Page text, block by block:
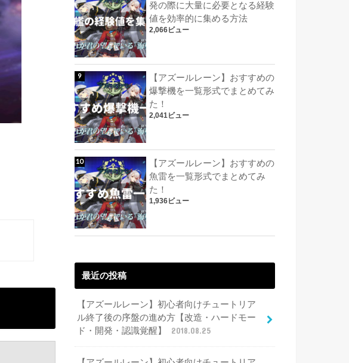
発の際に大量に必要となる経験
値を効率的に集める方法
2,066ビュー
【アズールレーン】おすすめの
爆撃機を一覧形式でまとめてみ
た！
2,041ビュー
【アズールレーン】おすすめの
魚雷を一覧形式でまとめてみ
た！
1,936ビュー
最近の投稿
【アズールレーン】初心者向けチュートリア
ル終了後の序盤の進め方【改造・ハードモー
ド・開発・認識覚醒】
2018.08.25